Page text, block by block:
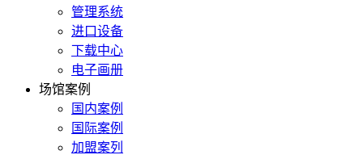
管理系统
进口设备
下载中心
电子画册
场馆案例
国内案例
国际案例
加盟案列